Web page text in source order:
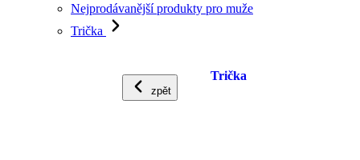
Nejprodávanější produkty pro muže
Trička
zpět
Trička